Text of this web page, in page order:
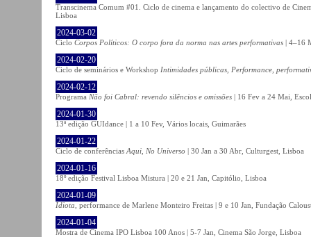
Transcinema Comum #01. Ciclo de cinema e lançamento do colectivo de
Lisboa
2024-03-02
Ciclo Corpos Políticos: O corpo fora da norma nas artes performativas | 4–16
2024-02-20
Ciclo de seminários e Workshop Intimidades públicas, Performance,
2024-02-12
Programa Não foi Cabral: revendo silêncios e omissões | 16 Fev a 24 Mai,
2024-01-30
13ª edição GUIdance | 1 a 10 Fev, Vários locais, Guimarães
2024-01-22
Ciclo de conferências Aqui, No Universo | 30 Jan a 30 Abr, Culturgest, Lisboa
2024-01-16
18º edição Festival Lisboa Mistura | 20 e 21 Jan, Capitólio, Lisboa
2024-01-09
Idiota , performance de Marlene Monteiro Freitas | 9 e 10 Jan, Fundação
2024-01-04
Mostra de Cinema IPO Lisboa 100 Anos | 5-7 Jan, Cinema São Jorge, Lisboa